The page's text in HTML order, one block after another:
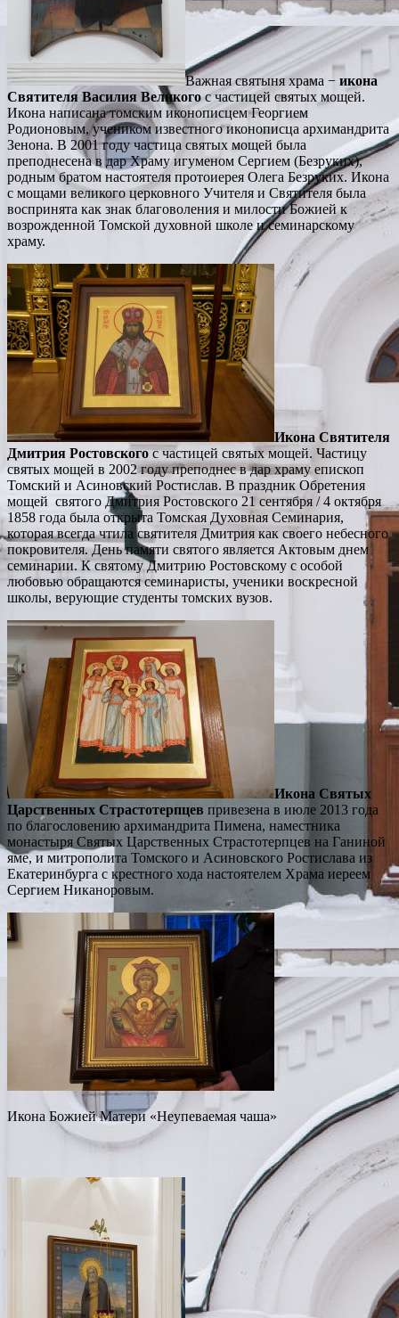
Важная святыня храма − икона
Святителя Василия Великогос частицей святых мощей.
Икона написана томским иконописцем Георгием
Родионовым, учеником известного иконописца архимандрита
Зенона. В 2001 году частица святых мощей была
преподнесена в дар Храму игуменом Сергием (Безруких),
родным братом настоятеля протоиерея Олега Безруких. Икона
с мощами великого церковного Учителя и Святителя была
воспринята как знак благоволения и милости Божией к
возрожденной Томской духовной школе и семинарскому
храму.
Икона Святителя
Дмитрия Ростовскогос частицей святых мощей. Частицу
святых мощей в 2002 году преподнес в дар храму епископ
Томский и Асиновский Ростислав. В праздник Обретения
мощей святого Дмитрия Ростовского 21 сентября / 4 октября
1858 года была открыта Томская Духовная Семинария,
которая всегда чтила святителя Дмитрия как своего небесного
покровителя. День памяти святого является Актовым днем
семинарии. К святому Дмитрию Ростовскому с особой
любовью обращаются семинаристы, ученики воскресной
школы, верующие студенты томских вузов.
Икона Святых
Царственных Страстотерпцев привезена в июле 2013 года
по благословению архимандрита Пимена, наместника
монастыря Святых Царственных Страстотерпцев на Ганиной
яме, и митрополита Томского и Асиновского Ростислава из
Екатеринбурга с крестного хода настоятелем Храма иереем
Сергием Никаноровым.
Икона Божией Матери «Неупеваемая чаша»